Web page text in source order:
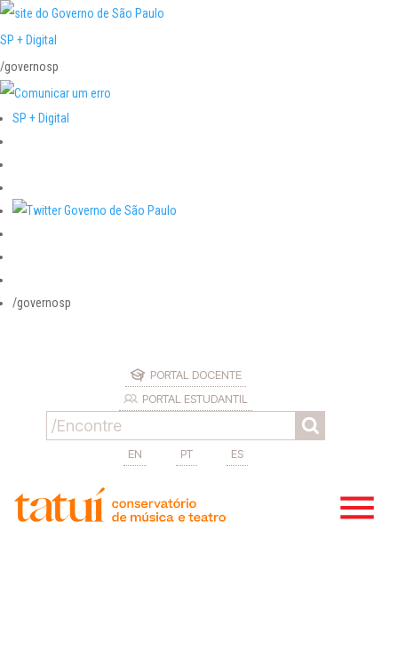
SP + Digital
/governosp
SP + Digital
/governosp
PORTAL DOCENTE
PORTAL ESTUDANTIL
EN PT ES